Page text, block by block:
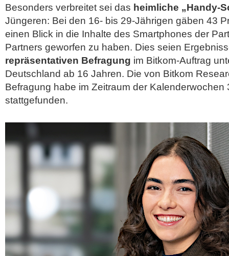
Besonders verbreitet sei das heimliche „Handy-
Jüngeren: Bei den 16- bis 29-Jährigen gäben 43
einen Blick in die Inhalte des Smartphones der
Partners geworfen zu haben. Dies seien
repräsentativen Befragung im Bitkom-Auftrag
Deutschland ab 16 Jahren. Die von Bitkom
Befragung habe im Zeitraum der Kalenderwochen
stattgefunden.